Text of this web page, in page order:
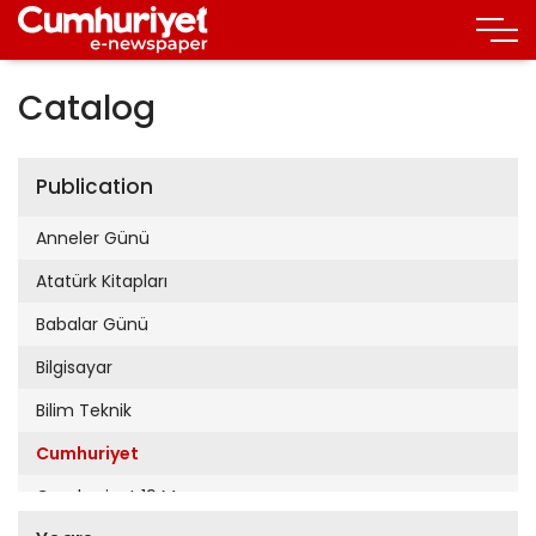
Catalog
Publication
Anneler Günü
Atatürk Kitapları
Babalar Günü
Bilgisayar
Bilim Teknik
Cumhuriyet
Cumhuriyet 19 Mayıs